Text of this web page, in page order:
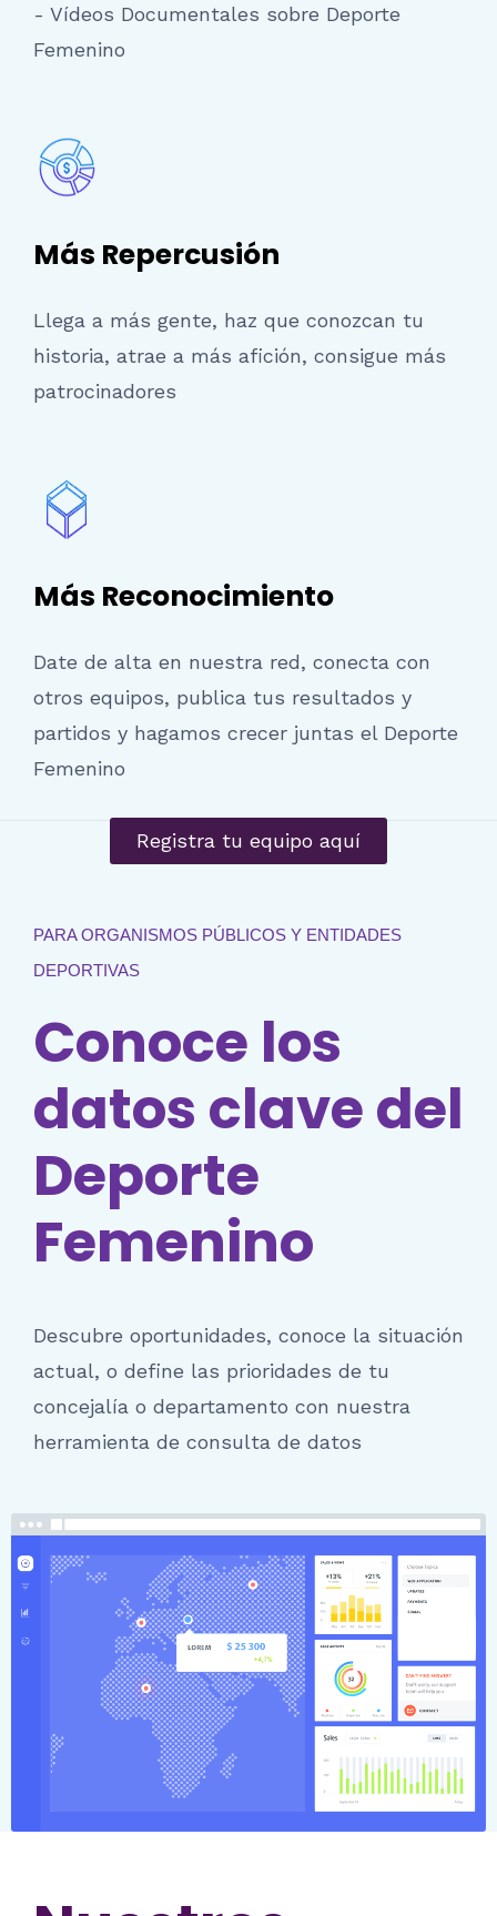
- Vídeos Documentales sobre Deporte
Femenino
Más Repercusión
Llega a más gente, haz que conozcan tu
historia, atrae a más afición, consigue más
patrocinadores
Más Reconocimiento
Date de alta en nuestra red, conecta con
otros equipos, publica tus resultados y
partidos y hagamos crecer juntas el Deporte
Femenino
Registra tu equipo aquí
PARA ORGANISMOS PÚBLICOS Y ENTIDADES
DEPORTIVAS
Conoce los
datos clave del
Deporte
Femenino
Descubre oportunidades, conoce la situación
actual, o define las prioridades de tu
concejalía o departamento con nuestra
herramienta de consulta de datos